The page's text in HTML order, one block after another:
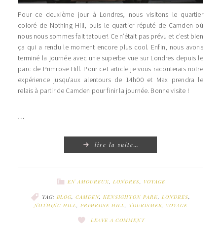
Pour ce deuxième jour à Londres, nous visitons le quartier
coloré de Nothing Hill, puis le quartier réputé de Camden où
nous nous sommes fait tatouer! Ce n’était pas prévu et c’est bien
ça qui a rendu le moment encore plus cool. Enfin, nous avons
terminé la journée avec une superbe vue sur Londres depuis le
parc de Primrose Hill. Pour cet article je vous raconterais notre
expérience jusqu’aux alentours de 14h00 et Max prendra le
relais à partir de Camden pour finir la journée. Bonne visite !
…
lire la suite…
EN AMOUREUX, LONDRES VOYAGE
TAG: BLOG CAMDEN, KENSIGHTON PARK LONDRES
NOTHING HILL
PRIMROSE HILL TOURISMEB VOYAGE
LEAVE A COMMENT